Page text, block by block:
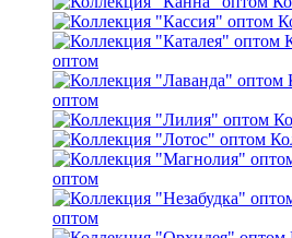
оптом
оптом
оптом
оптом